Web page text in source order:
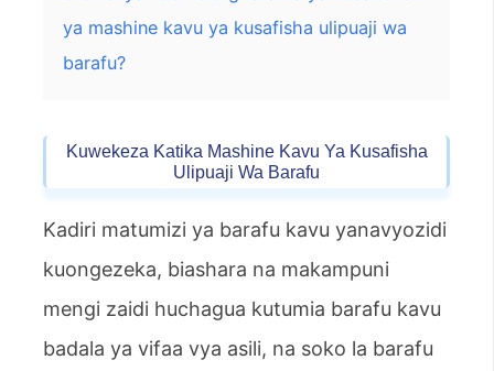
ya mashine kavu ya kusafisha ulipuaji wa
barafu?
Kuwekeza Katika Mashine Kavu Ya Kusafisha
Ulipuaji Wa Barafu
Kadiri matumizi ya barafu kavu yanavyozidi
kuongezeka, biashara na makampuni
mengi zaidi huchagua kutumia barafu kavu
badala ya vifaa vya asili, na soko la barafu